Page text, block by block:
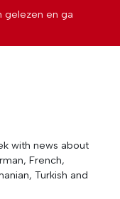
gelezen en ga
with news about
French,
Turkish and